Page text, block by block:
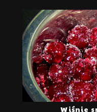
Wiśnie